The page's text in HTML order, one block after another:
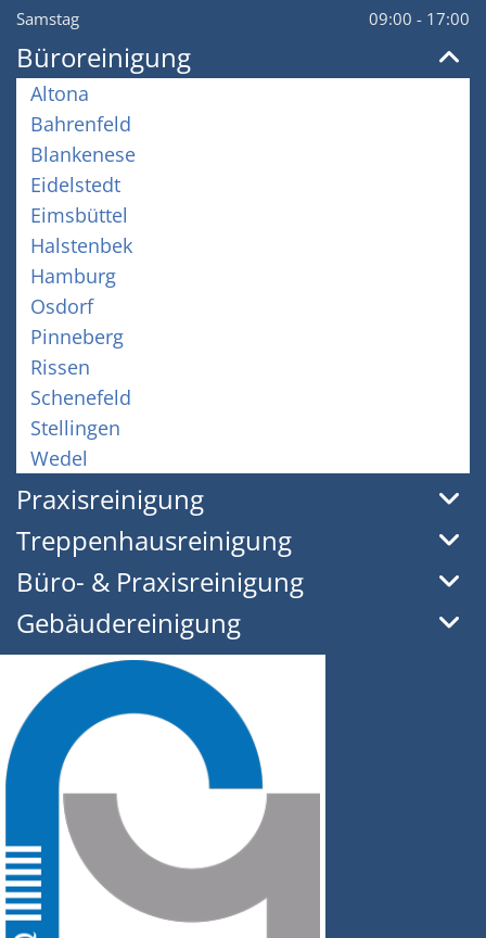
Samstag
09:00 - 17:00
Büroreinigung
Altona
Bahrenfeld
Blankenese
Eidelstedt
Eimsbüttel
Halstenbek
Hamburg
Osdorf
Pinneberg
Rissen
Schenefeld
Stellingen
Wedel
Praxisreinigung
Treppenhausreinigung
Büro- & Praxisreinigung
Gebäudereinigung